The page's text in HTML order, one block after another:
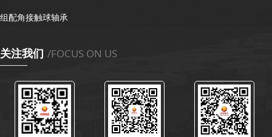
组配角接触球轴承
关注我们 /FOCUS ON US